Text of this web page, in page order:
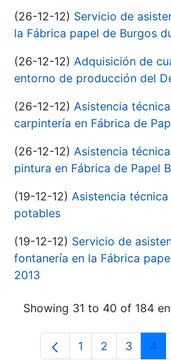
(26-12-12) Servicio de
la Fábrica papel de Burgos
(26-12-12) Adquisición de
entorno de producción del
(26-12-12) Asistencia
carpintería en Fábrica de
(26-12-12) Asistencia
pintura en Fábrica de Papel
(19-12-12) Asistencia
potables
(19-12-12) Servicio de
fontanería en la Fábrica
2013
Showing 31 to 40 of 184
Page
1 Page
2 Page
3 4